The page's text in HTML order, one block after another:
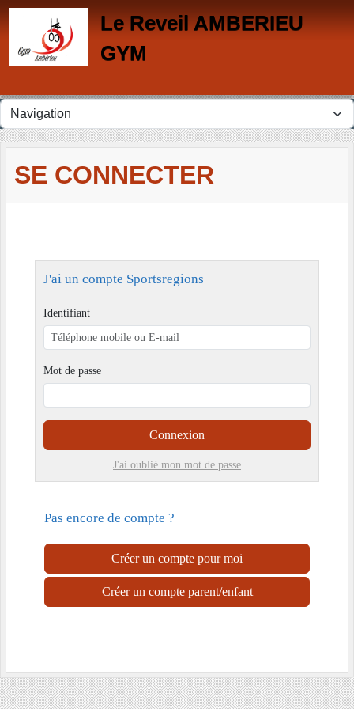
Le Reveil AMBERIEU
GYM
SE CONNECTER
J'ai un compte Sportsregions
Identifiant
Mot de passe
Connexion
J'ai oublié mon mot de passe
Pas encore de compte ?
Créer un compte pour moi
Créer un compte parent/enfant
Panneau de gestion des cookies